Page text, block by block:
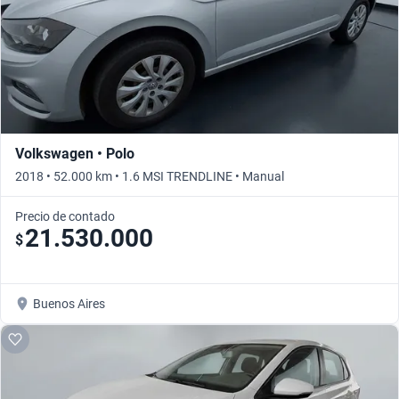
Volkswagen • Polo
2018 • 52.000 km • 1.6 MSI TRENDLINE • Manual
Precio de contado
$21.530.000
Buenos Aires